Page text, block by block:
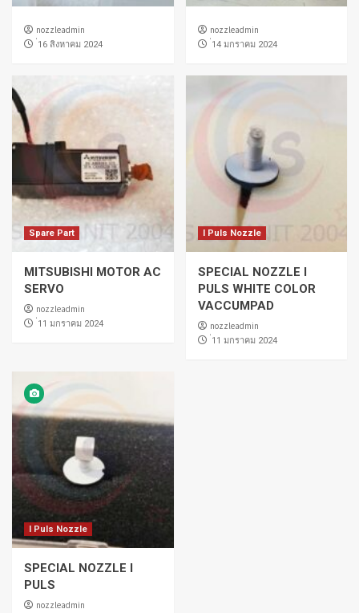
nozzleadmin
่16 สิงหาคม 2024
nozzleadmin
่14 มกราคม 2024
Spare Part
MITSUBISHI MOTOR AC
SERVO
nozzleadmin
่11 มกราคม 2024
I Puls Nozzle
SPECIAL NOZZLE I
PULS WHITE COLOR
VACCUMPAD
nozzleadmin
่11 มกราคม 2024
I Puls Nozzle
SPECIAL NOZZLE I
PULS
nozzleadmin